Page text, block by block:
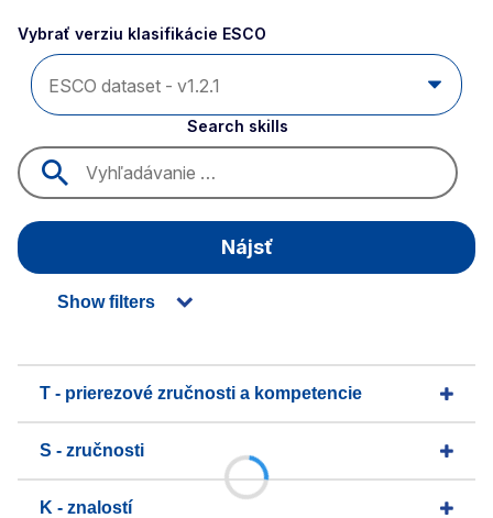
Vybrať verziu klasifikácie ESCO
Search skills
Nájsť
Show filters
T - prierezové zručnosti a kompetencie
S - zručnosti
K - znalostí